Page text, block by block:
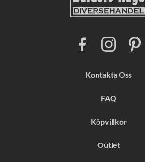
Kontakta Oss
FAQ
Köpvillkor
Outlet
b
o
I
n
g
a
m